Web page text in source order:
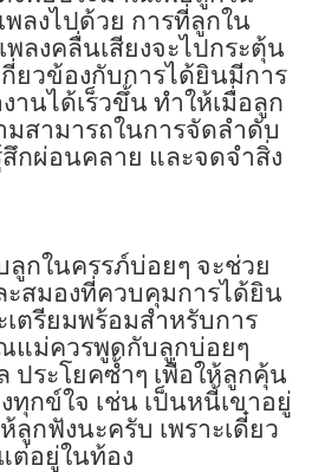
พลงไปด้วย การที่ลูกใน
พลงคลื่นเสียงจะไปกระตุ้น
ยวข้องกับการได้ยินมีการ
นได้เร็วขึ้น ทำให้เมื่อลูก
สามารถในการจัดลำดับ
กผ่อนคลาย และจดจำสิ่ง
กในครรภ์บ่อยๆ จะช่วย
ะสมองที่ควบคุมการได้ยิน
ตรียมพร้อมสำหรับการ
แม่ควรพูดกับลูกบ่อยๆ
ประโยคซ้ำๆ เพื่อให้ลูกคุ้น
งทุกข์ใจ เช่น เป็นหนี้เขาอยู่
ลูกฟังนะครับ เพราะเดี๋ยว
ต่อยู่ในท้อง